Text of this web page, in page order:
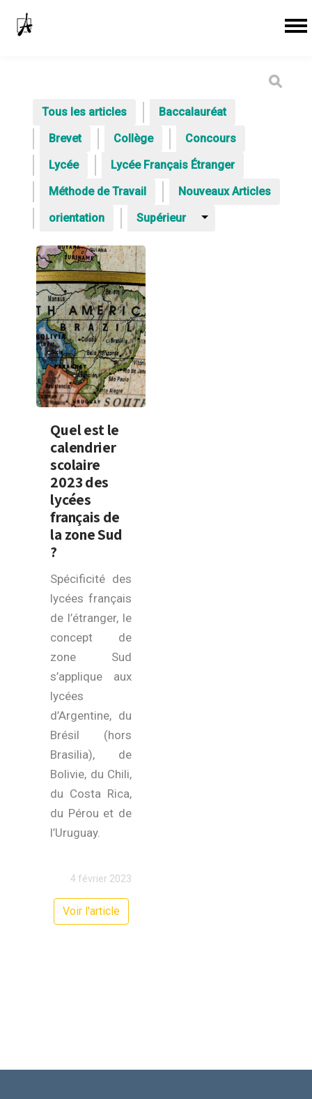
Tous les articles
Baccalauréat
Brevet
Collège
Concours
Lycée
Lycée Français Étranger
Méthode de Travail
Nouveaux Articles
orientation
Supérieur
Quel est le
calendrier
scolaire
2023 des
lycées
français de
la zone Sud
?
Spécificité des
lycées français
de l’étranger, le
concept de
zone Sud
s’applique aux
lycées
d’Argentine, du
Brésil (hors
Brasilia), de
Bolivie, du Chili,
du Costa Rica,
du Pérou et de
l’Uruguay.
4 février 2023
Voir l'article